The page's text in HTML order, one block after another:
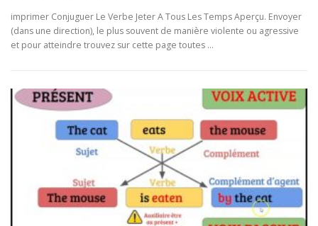
imprimer Conjuguer Le Verbe Jeter A Tous Les Temps Aperçu. Envoyer
(dans une direction), le plus souvent de manière violente ou agressive
et pour atteindre trouvez sur cette page toutes …